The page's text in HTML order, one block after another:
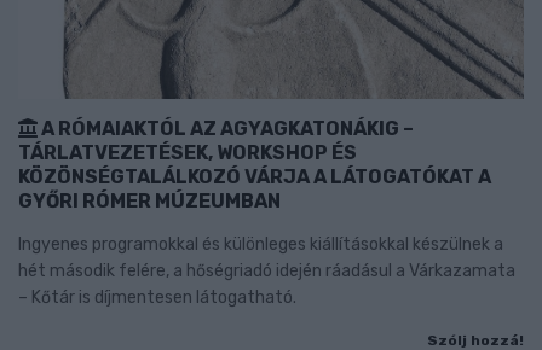
A RÓMAIAKTÓL AZ AGYAGKATONÁKIG –
TÁRLATVEZETÉSEK, WORKSHOP ÉS
KÖZÖNSÉGTALÁLKOZÓ VÁRJA A LÁTOGATÓKAT A
GYŐRI RÓMER MÚZEUMBAN
Ingyenes programokkal és különleges kiállításokkal készülnek a
hét második felére, a hőségriadó idején ráadásul a Várkazamata
– Kőtár is díjmentesen látogatható.
Szólj hozzá!